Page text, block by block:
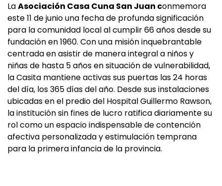
LaAsociación Casa Cuna San Juan conmemora
este 11 de junio una fecha de profunda significación
para la comunidad local al cumplir 66 años desde su
fundación en 1960. Con una misión inquebrantable
centrada en asistir de manera integral a niños y
niñas de hasta 5 años en situación de vulnerabilidad,
la Casita mantiene activas sus puertas las 24 horas
del día, los 365 días del año. Desde sus instalaciones
ubicadas en el predio del Hospital Guillermo Rawson,
la institución sin fines de lucro ratifica diariamente su
rol como un espacio indispensable de contención
afectiva personalizada y estimulación temprana
para la primera infancia de la provincia.